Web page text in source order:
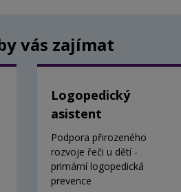
vás zajímat
Logopedický
asistent
Podpora přirozeného
rozvoje řeči u dětí -
primární logopedická
prevence